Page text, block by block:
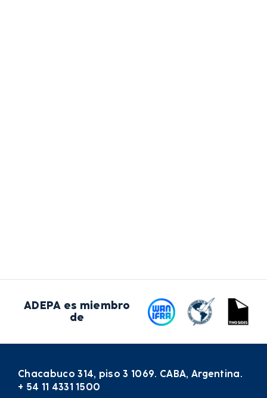
ADEPA es miembro
de
Chacabuco 314, piso 3 1069. CABA, Argentina.
+ 54 11 4331 1500